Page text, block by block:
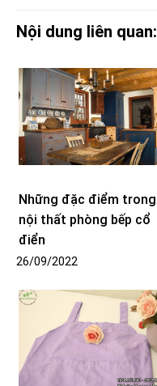
Nội dung liên quan:
Những đặc điểm trong
nội thất phòng bếp cổ
điển
26/09/2022